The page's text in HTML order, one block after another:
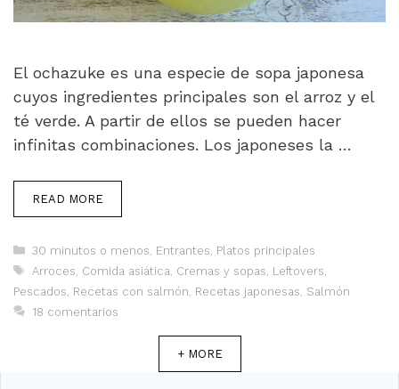
El ochazuke es una especie de sopa japonesa
cuyos ingredientes principales son el arroz y el
té verde. A partir de ellos se pueden hacer
infinitas combinaciones. Los japoneses la …
READ MORE
Categorías
30 minutos o menos Entrantes Platos principales
Etiquetas
Arroces Comida asiática Cremas y sopas Leftovers
Pescados Recetas con salmón Recetas japonesas Salmón
18 comentarios
+ MORE